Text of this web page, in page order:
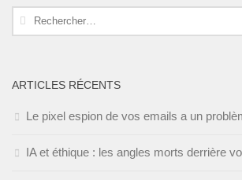
Rechercher :
ARTICLES RÉCENTS
Le pixel espion de vos emails a un
IA et éthique : les angles morts derrière